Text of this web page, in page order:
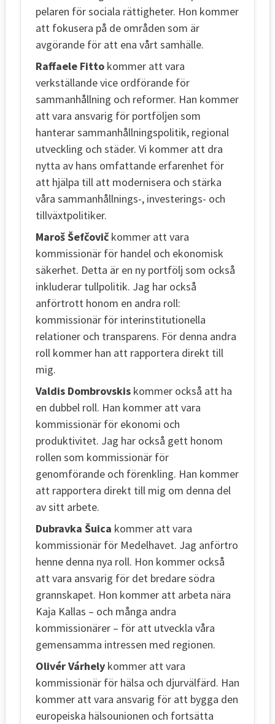
pelaren för sociala rättigheter. Hon kommer
att fokusera på de områden som är
avgörande för att ena vårt samhälle.
Raffaele Fitto kommer att vara
verkställande vice ordförande för
sammanhållning och reformer. Han kommer
att vara ansvarig för portföljen som
hanterar sammanhållningspolitik, regional
utveckling och städer. Vi kommer att dra
nytta av hans omfattande erfarenhet för
att hjälpa till att modernisera och stärka
våra sammanhållnings-, investerings- och
tillväxtpolitiker.
Maroš Šefčovič kommer att vara
kommissionär för handel och ekonomisk
säkerhet. Detta är en ny portfölj som också
inkluderar tullpolitik. Jag har också
anförtrott honom en andra roll:
kommissionär för interinstitutionella
relationer och transparens. För denna andra
roll kommer han att rapportera direkt till
mig.
Valdis Dombrovskis kommer också att ha
en dubbel roll. Han kommer att vara
kommissionär för ekonomi och
produktivitet. Jag har också gett honom
rollen som kommissionär för
genomförande och förenkling. Han kommer
att rapportera direkt till mig om denna del
av sitt arbete.
Dubravka Šuica kommer att vara
kommissionär för Medelhavet. Jag anförtro
henne denna nya roll. Hon kommer också
att vara ansvarig för det bredare södra
grannskapet. Hon kommer att arbeta nära
Kaja Kallas – och många andra
kommissionärer – för att utveckla våra
gemensamma intressen med regionen.
Olivér Várhely kommer att vara
kommissionär för hälsa och djurvälfärd. Han
kommer att vara ansvarig för att bygga den
europeiska hälsounionen och fortsätta